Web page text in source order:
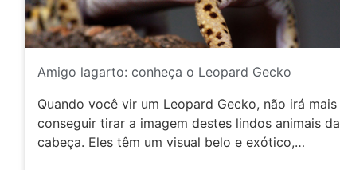
Amigo lagarto: conheça o Leopard Gecko
Quando você vir um Leopard Gecko, não irá mais
conseguir tirar a imagem destes lindos animais da
cabeça. Eles têm um visual belo e exótico,…